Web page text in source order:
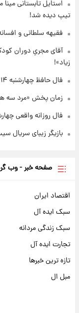
استایل تابستانی
تیپ دیده شد!
فقیهه سلطانی و
آقای مجریِ دوران
زیاد»!
فال حافظ چهارشنبه ۱۴ مرداد ماه ۱۴۰۵
زمان پخش «مرد سه
فال روزانه واقعی چهارشنبه ۱۴
بازیگر زیبای سریال
صفحه خبر - وب
اقتصاد ایران
سبک ایده آل
سبک زندگی مردانه
تجارت ایده آل
تازه ترین خبرها
مبل ال